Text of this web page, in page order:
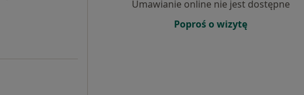
Umawianie online nie jest dostępne
Poproś o wizytę